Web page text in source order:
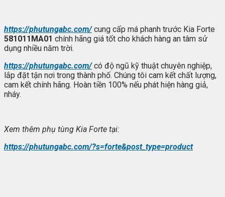
https://phutungabc.com/cung cấp má phanh trước Kia Forte
581011MA01 chính hãng giá tốt cho khách hàng an tâm sử
dụng nhiều năm trời.
https://phutungabc.com/có độ ngũ kỹ thuật chuyên nghiệp,
lắp đặt tận nơi trong thành phố. Chúng tôi cam kết chất lượng,
cam kết chính hãng. Hoàn tiền 100% nếu phát hiện hàng giả,
nháy.
Xem thêm phụ tùng Kia Forte tại:
https://phutungabc.com/?s=forte&post_type=product